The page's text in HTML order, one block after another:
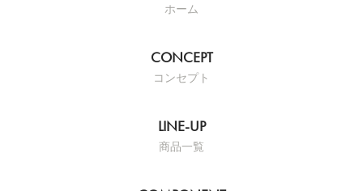
ホーム
コンセプト
商品一覧